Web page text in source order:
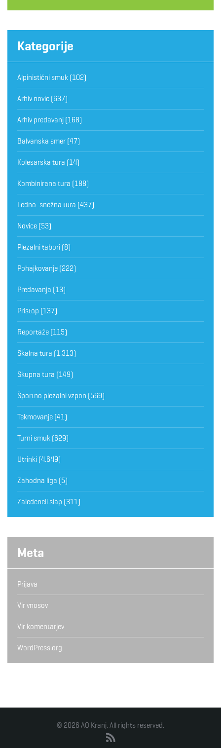
Kategorije
Alpinistični smuk (102)
Arhiv novic (637)
Arhiv predavanj (168)
Balvanska smer (47)
Kolesarska tura (14)
Kombinirana tura (188)
Ledno-snežna tura (437)
Novice (53)
Plezalni tabori (8)
Pohajkovanje (222)
Predavanja (13)
Pristop (137)
Reportaže (115)
Skalna tura (1.313)
Skupna tura (149)
Športno plezalni vzpon (569)
Tekmovanje (41)
Turni smuk (629)
Utrinki (4.649)
Zahodna liga (5)
Zaledeneli slap (311)
Meta
Prijava
Vir vnosov
Vir komentarjev
WordPress.org
© 2026 AO Kranj. All rights reserved.